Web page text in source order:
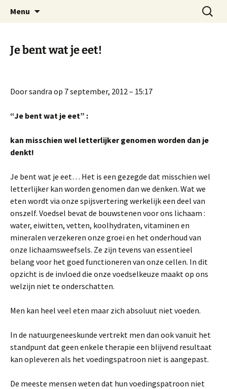
inhoud
Adosa
Praktijk voor natuurgeneeskunde
Menu
Zoeken
naar:
Je bent wat je eet!
Door sandra op 7 september, 2012 – 15:17
“Je bent wat je eet” :
kan misschien wel letterlijker genomen worden dan je
denkt!
Je bent wat je eet… Het is een gezegde dat misschien wel
letterlijker kan worden genomen dan we denken. Wat we
eten wordt via onze spijsvertering werkelijk een deel van
onszelf. Voedsel bevat de bouwstenen voor ons lichaam :
water, eiwitten, vetten, koolhydraten, vitaminen en
mineralen verzekeren onze groei en het onderhoud van
onze lichaamsweefsels. Ze zijn tevens van essentieel
belang voor het goed functioneren van onze cellen. In dit
opzicht is de invloed die onze voedselkeuze maakt op ons
welzijn niet te onderschatten.
Men kan heel veel eten maar zich absoluut niet voeden.
In de natuurgeneeskunde vertrekt men dan ook vanuit het
standpunt dat geen enkele therapie een blijvend resultaat
kan opleveren als het voedingspatroon niet is aangepast.
De meeste mensen weten dat hun voedingspatroon niet